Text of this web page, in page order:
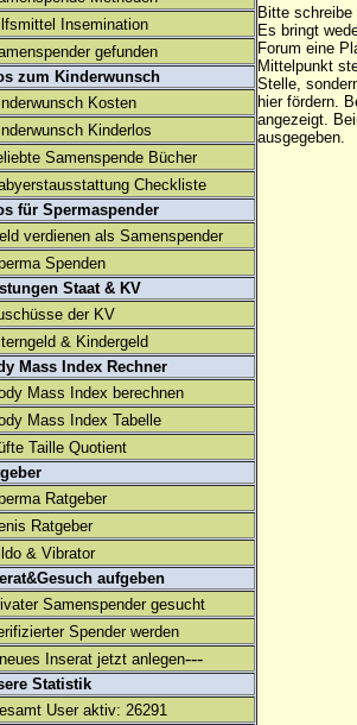
Insemination
gefunden
zum Kinderwunsch
Kosten
Kinderlos
Samenspende Bücher
Checkliste
für Spermaspender
verdienen als Samenspender
Spenden
Staat & KV
der KV
& Kindergeld
Mass Index Rechner
Mass Index berechnen
Mass Index Tabelle
Taille Quotient
Ratgeber
Ratgeber
& Vibrator
aufgeben
Samenspender gesucht
Spender werden
neues Inserat jetzt anlegen---
Statistik
User aktiv: 26291
Bitte
Es bringt
Forum eine
Mittelpunkt
Stelle,
hier fördern.
angezeigt.
ausgegeben.